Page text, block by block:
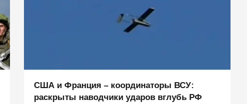
США и Франция – координаторы ВСУ:
раскрыты наводчики ударов вглубь РФ